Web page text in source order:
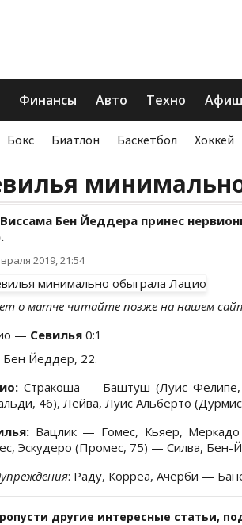
Финансы Авто Техно
Бокс Биатлон Баскетбол Хоккей
Бен Йеддера принес
2019, 21:54
о матче читайте позже на нашем
— Севилья 0:1
Бен Йеддер, 22.
Стракоша — Баштуш (Луис
46), Лейва, Луис Альберто
Вацлик — Гомес, Кьяер,
Эскудеро (Промес, 75) — Силва, Бен-
: Раду, Корреа, Ачерби —
другие интересные статьи,